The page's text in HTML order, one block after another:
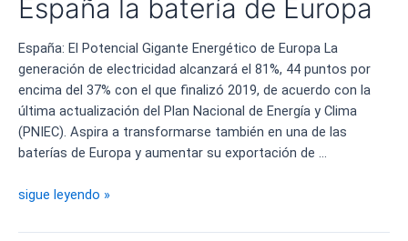
desaprovechado
España la batería de Europa
España: El Potencial Gigante Energético de Europa La
generación de electricidad alcanzará el 81%, 44 puntos por
encima del 37% con el que finalizó 2019, de acuerdo con la
última actualización del Plan Nacional de Energía y Clima
(PNIEC). Aspira a transformarse también en una de las
baterías de Europa y aumentar su exportación de …
España
batería
sigue leyendo »